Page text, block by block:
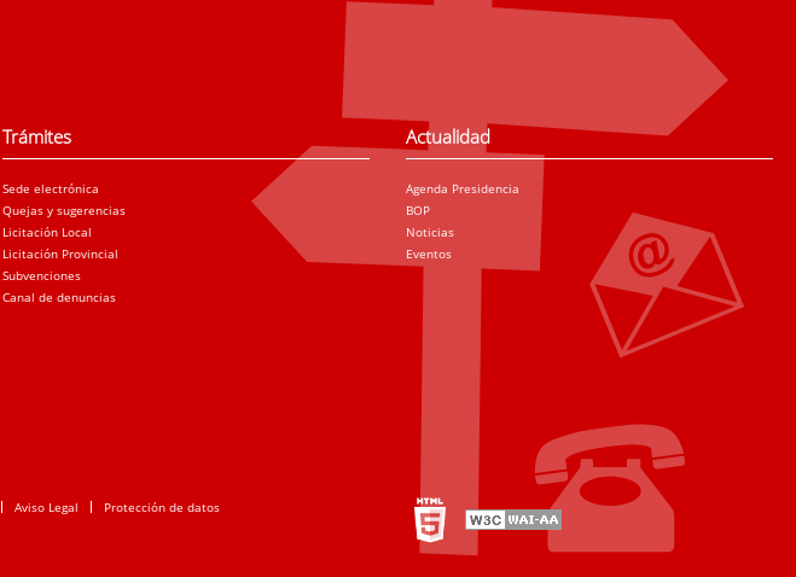
Trámites
Sede electrónica
Quejas y sugerencias
Licitación Local
Licitación Provincial
Subvenciones
Canal de denuncias
Actualidad
Agenda Presidencia
BOP
Noticias
Eventos
Aviso Legal Protección de datos